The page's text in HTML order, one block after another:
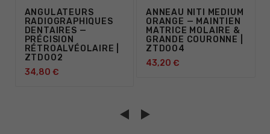
ANGULATEURS
RADIOGRAPHIQUES
DENTAIRES —
PRÉCISION
RÉTROALVÉOLAIRE |
ZTD002
34,80 €
ANNEAU NITI MEDIUM
ORANGE — MAINTIEN
MATRICE MOLAIRE &
GRANDE COURONNE |
ZTD004
43,20 €